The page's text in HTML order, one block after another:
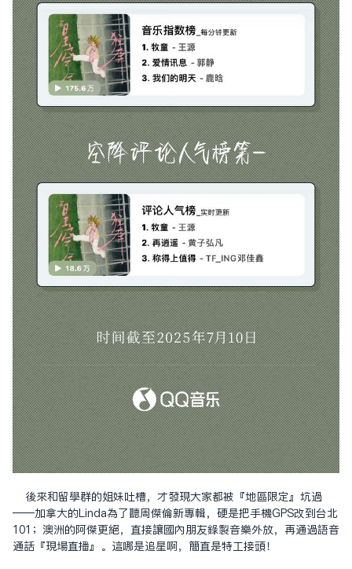
後來和留學群的姐妹吐槽，才發現大家都被『地區限定』坑過
——加拿大的Linda為了聽周杰倫新專輯，硬是把手機GPS改到台北
101；澳洲的阿傑更絕，直接讓國內朋友錄製音樂外放，再通過語音
通話『現場直播』。這哪是追星啊，簡直是特工接頭！